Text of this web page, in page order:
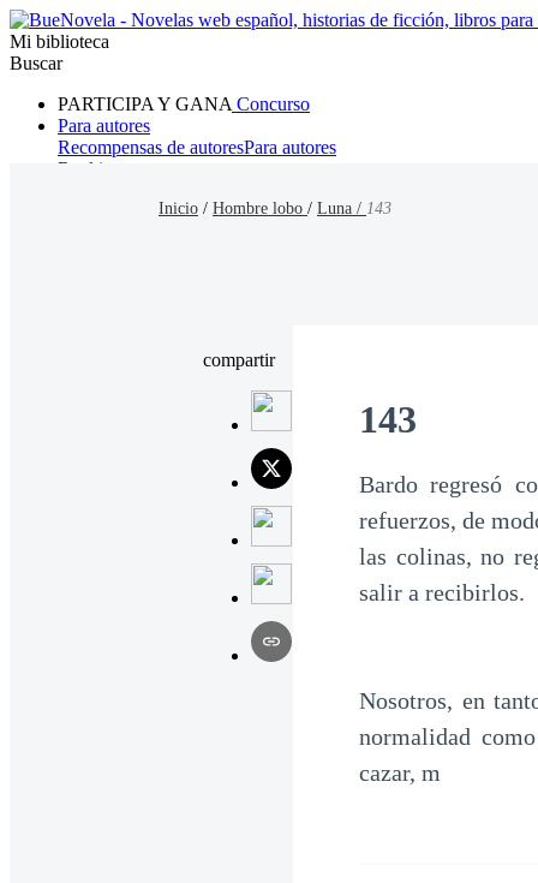
Mi biblioteca
Buscar
PARTICIPA Y GANA Concurso
Para autores
Recompensas de autoresPara autores
Ranking
Inicio / Hombre lobo / Luna / 143
compartir
143
Bardo regresó
refuerzos, de
las colinas, no
salir a recibirlos.
Nosotros, en
normalidad
cazar, m